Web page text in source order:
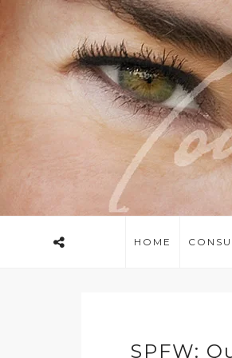
HOME
SPFW: